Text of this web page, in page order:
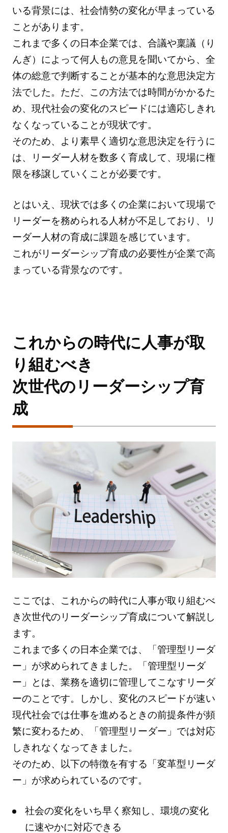
いる背景には、社会情勢の変化が早まっている
ことがあります。
これまで多くの日本企業では、合議や稟議（り
んぎ）によって何人もの意見を聞いてから、全
体の総意で判断することが基本的な意思決定方
法でした。ただ、この方法では時間がかかるた
め、現代社会の変化のスピードには適応しきれ
なくなっていることが現状です。
そのため、より素早く適切な意思決定を行うに
は、リーダー人材を数多く育成して、現場に権
限を移譲していくことが必要です。
とはいえ、現状では多くの企業において現場で
リーダーを務められる人材が不足しており、リ
ーダー人材の育成に課題を感じています。
これがリーダーシップ育成の必要性が企業で高
まっている背景なのです。
これからの時代に人事が取
り組むべき
次世代のリーダーシップ育
成
ここでは、これからの時代に人事が取り組むべ
き次世代のリーダーシップ育成について解説し
ます。
これまで多くの日本企業では、「管理型リーダ
ー」が求められてきました。「管理型リーダ
ー」とは、業務を適切に管理してこなすリーダ
ーのことです。しかし、変化のスピードが速い
現代社会では仕事を進めるときの前提条件が頻
繁に変わるため、「管理型リーダー」では対応
しきれなくなってきました。
そのため、以下の特徴を有する「変革型リーダ
ー」が求められているのです。
社会の変化をいち早く察知し、環境の変化
に速やかに対応できる